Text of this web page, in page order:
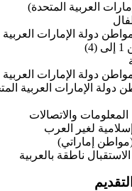
العربية المتحدة)
دولة الإمارات العربية
دولة الإمارات العربية
دولة الإمارات العربية
المعلومات والاتصالات
لغير العرب
إماراتي)
ناطقة بالعربية